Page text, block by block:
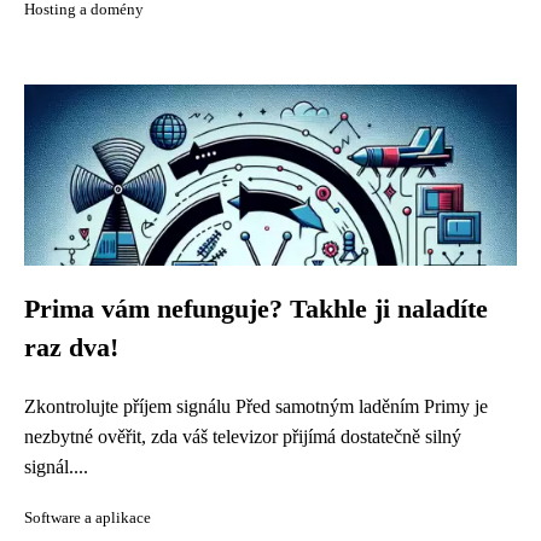
Hosting a domény
Prima vám nefunguje? Takhle ji naladíte
raz dva!
Zkontrolujte příjem signálu Před samotným laděním Primy je
nezbytné ověřit, zda váš televizor přijímá dostatečně silný
signál....
Software a aplikace